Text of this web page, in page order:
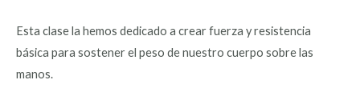
Esta clase la hemos dedicado a crear fuerza y resistencia
básica para sostener el peso de nuestro cuerpo sobre las
manos.